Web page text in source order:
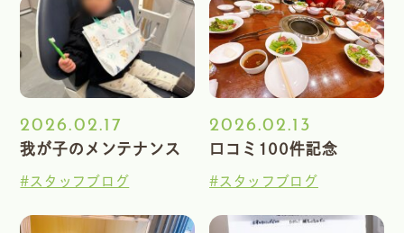
2026.02.17
我が子のメンテナンス
#スタッフブログ
2026.02.13
口コミ100件記念
#スタッフブログ